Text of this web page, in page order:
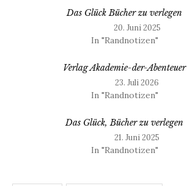
Das Glück Bücher zu verlegen
20. Juni 2025
In "Randnotizen"
Verlag Akademie-der-Abenteuer
23. Juli 2026
In "Randnotizen"
Das Glück, Bücher zu verlegen
21. Juni 2025
In "Randnotizen"